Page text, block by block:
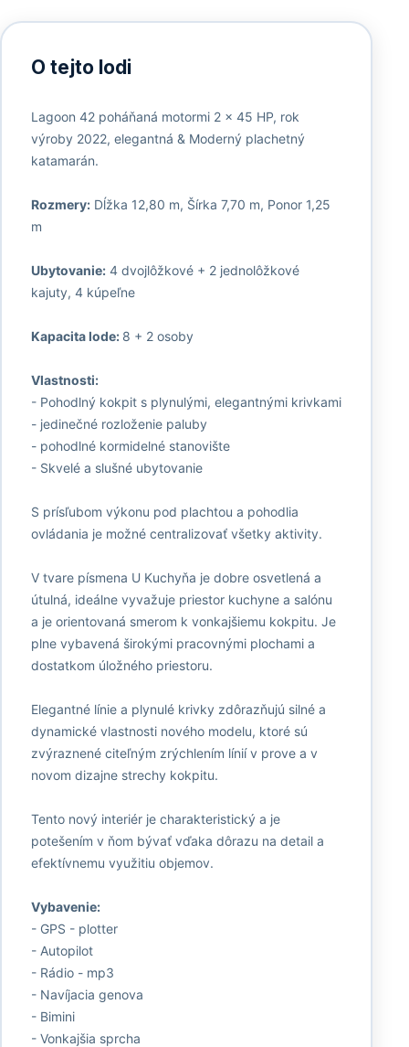
O tejto lodi
Lagoon 42 poháňaná motormi 2 x 45 HP, rok
výroby 2022, elegantná & Moderný plachetný
katamarán.
Rozmery:Dĺžka 12,80 m, Šírka 7,70 m, Ponor 1,25
m
Ubytovanie:4 dvojlôžkové + 2 jednolôžkové
kajuty, 4 kúpeľne
Kapacita lode: 8 + 2 osoby
Vlastnosti:
- Pohodlný kokpit s plynulými, elegantnými krivkami
- jedinečné rozloženie paluby
- pohodlné kormidelné stanovište
- Skvelé a slušné ubytovanie
S prísľubom výkonu pod plachtou a pohodlia
ovládania je možné centralizovať všetky aktivity.
V tvare písmena U Kuchyňa je dobre osvetlená a
útulná, ideálne vyvažuje priestor kuchyne a salónu
a je orientovaná smerom k vonkajšiemu kokpitu. Je
plne vybavená širokými pracovnými plochami a
dostatkom úložného priestoru.
Elegantné línie a plynulé krivky zdôrazňujú silné a
dynamické vlastnosti nového modelu, ktoré sú
zvýraznené citeľným zrýchlením línií v prove a v
novom dizajne strechy kokpitu.
Tento nový interiér je charakteristický a je
potešením v ňom bývať vďaka dôrazu na detail a
efektívnemu využitiu objemov.
Vybavenie:
- GPS - plotter
- Autopilot
- Rádio - mp3
- Navíjacia genova
- Bimini
- Vonkajšia sprcha